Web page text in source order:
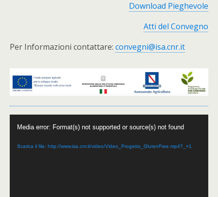
Download Pieghevole
Atti del Convegno
Per Informazioni contattare: convegni@isa.cnr.it
Player
Media error: Format(s) not supported or source(s) not found
Scarica il file: http://www.isa.cnr.it/video/Video_Progetto_GlutenFree.mp4?_=1